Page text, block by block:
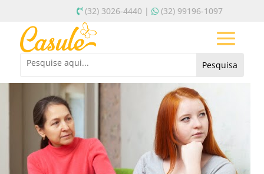
(32) 3026-4440 | (32) 99196-1097